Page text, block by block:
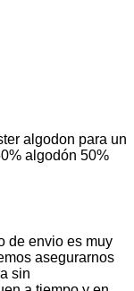
algodon para un
algodón 50%
de envio es muy
asegurarnos
sin